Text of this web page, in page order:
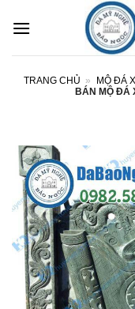
qua
TRANG CHỦ » MỘ ĐÁ
BÁN MỘ ĐÁ